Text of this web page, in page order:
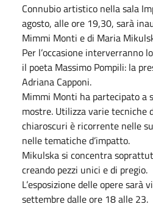
Connubio artistico nella sala
agosto, alle ore 19,30, sarà
Mimmi Monti e di Maria
Per l’occasione interverranno
il poeta Massimo Pompili: la
Adriana Capponi.
Mimmi Monti ha partecipato a
mostre. Utilizza varie tecniche
chiaroscuri è ricorrente nelle
nelle tematiche d’impatto.
Mikulska si concentra
creando pezzi unici e di pregio.
L’esposizione delle opere sarà
settembre dalle ore 18 alle 23.